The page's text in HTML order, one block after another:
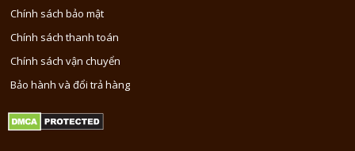
Chính sách bảo mật
Chính sách thanh toán
Chính sách vận chuyển
Bảo hành và đổi trả hàng